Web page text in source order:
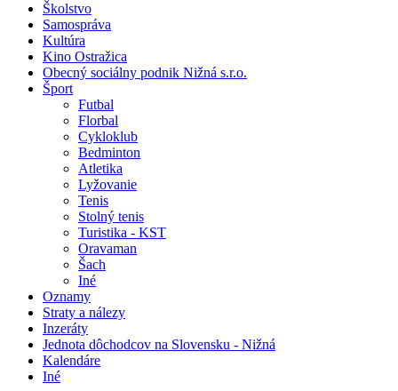
Školstvo
Samospráva
Kultúra
Kino Ostražica
Obecný sociálny podnik Nižná s.r.o.
Šport
Futbal
Florbal
Cykloklub
Bedminton
Atletika
Lyžovanie
Tenis
Stolný tenis
Turistika - KST
Oravaman
Šach
Iné
Oznamy
Straty a nálezy
Inzeráty
Jednota dôchodcov na Slovensku - Nižná
Kalendáre
Iné